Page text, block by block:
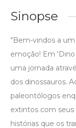
Sinopse
"Bem-vindos a
emoção! Em
uma jornada
dos dinossauros.
paleontólogos
extintos com
histórias que os